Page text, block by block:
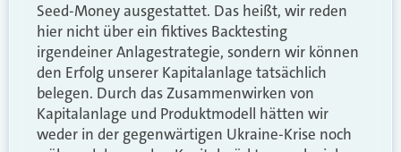
Seed-Money ausgestattet. Das heißt, wir reden
hier nicht über ein fiktives Backtesting
irgendeiner Anlagestrategie, sondern wir können
den Erfolg unserer Kapitalanlage tatsächlich
belegen. Durch das Zusammenwirken von
Kapitalanlage und Produktmodell hätten wir
weder in der gegenwärtigen Ukraine-Krise noch